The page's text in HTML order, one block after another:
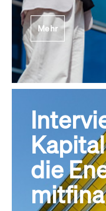
Mehr
die